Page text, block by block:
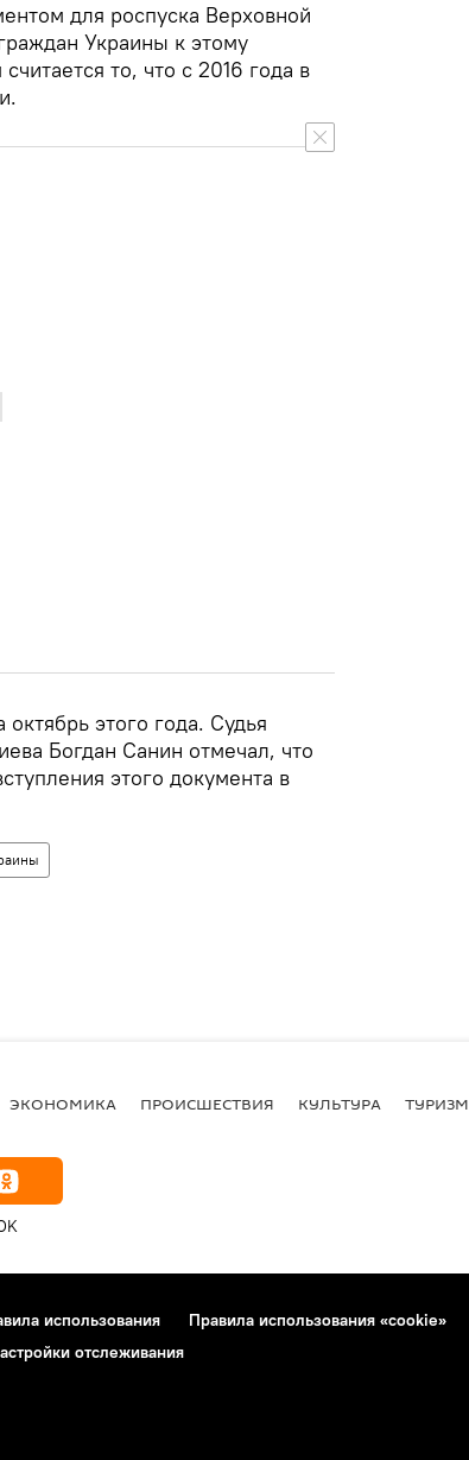
для роспуска Верховной
Украины к этому
то, что с 2016 года в
этого года. Судья
Богдан Санин отмечал, что
этого документа в
ЭКОНОМИКА ПРОИСШЕСТВИЯ КУЛЬТУРА ТУРИЗМ
использования
Правила использования «cookie»
отслеживания